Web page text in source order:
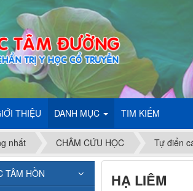
THIỆU DANH MỤC TIM KIẾM
nhất CHÂM CỨU HỌC Tự điển
HẠ LIÊM
TÂM HỒN